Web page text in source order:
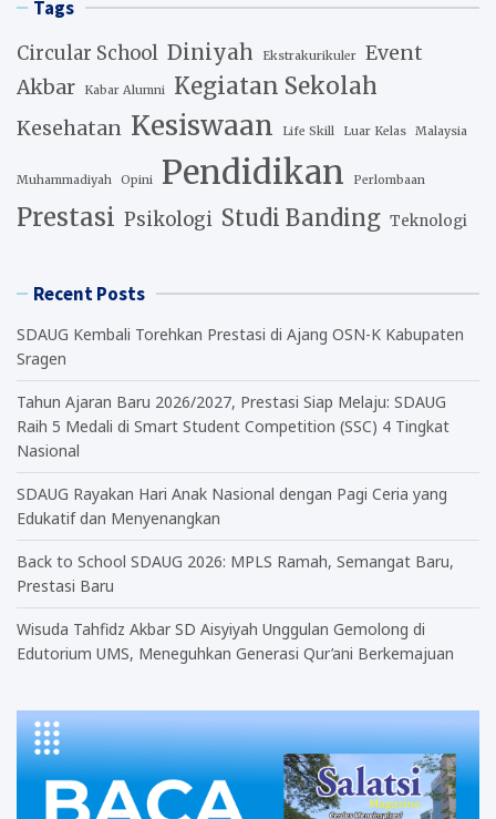
Tags
Circular School Diniyah Ekstrakurikuler
Event
Akbar
Kabar Alumni Kegiatan Sekolah
Kesehatan Kesiswaan Life Skill Luar Kelas Malaysia
Muhammadiyah Opini Pendidikan Perlombaan
Prestasi Psikologi Studi Banding Teknologi
Recent Posts
SDAUG Kembali Torehkan Prestasi di Ajang OSN-K Kabupaten
Sragen
Tahun Ajaran Baru 2026/2027, Prestasi Siap Melaju: SDAUG
Raih 5 Medali di Smart Student Competition (SSC) 4 Tingkat
Nasional
SDAUG Rayakan Hari Anak Nasional dengan Pagi Ceria yang
Edukatif dan Menyenangkan
Back to School SDAUG 2026: MPLS Ramah, Semangat Baru,
Prestasi Baru
Wisuda Tahfidz Akbar SD Aisyiyah Unggulan Gemolong di
Edutorium UMS, Meneguhkan Generasi Qur’ani Berkemajuan